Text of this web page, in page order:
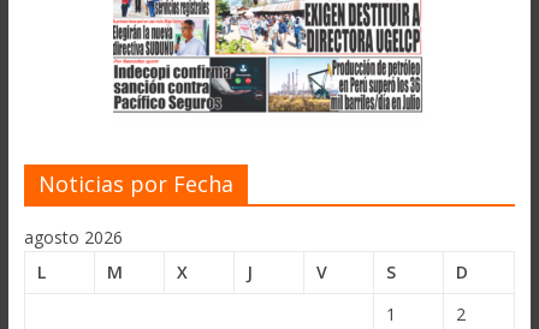
Noticias por Fecha
agosto 2026
L
M X J V S
D
1
2